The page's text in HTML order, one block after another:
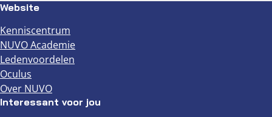
Website
Kenniscentrum
NUVO Academie
Ledenvoordelen
Oculus
Over NUVO
Interessant voor jou